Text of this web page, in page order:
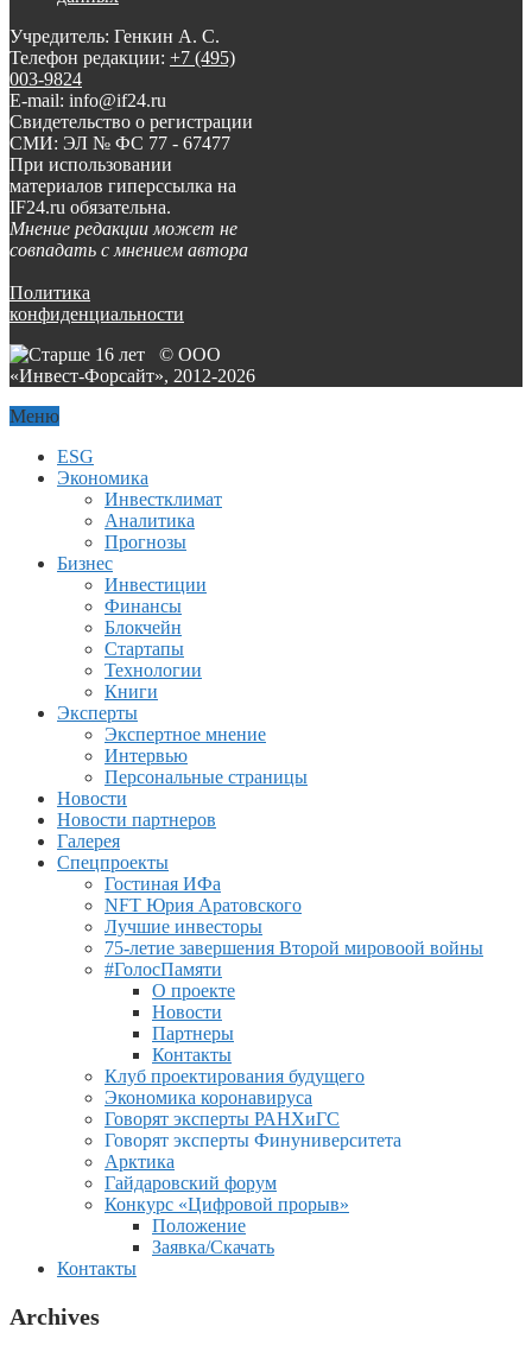
Учредитель: Генкин А. С.
Телефон редакции: +7 (495)
003-9824
E-mail: info@if24.ru
Свидетельство о регистрации
СМИ: ЭЛ № ФС 77 - 67477
При использовании
материалов гиперссылка на
IF24.ru обязательна.
Мнение редакции может не
совпадать с мнением автора
Политика
конфиденциальности
© ООО
«Инвест-Форсайт», 2012-2026
Меню
ESG
Экономика
Инвестклимат
Аналитика
Прогнозы
Бизнес
Инвестиции
Финансы
Блокчейн
Стартапы
Технологии
Книги
Эксперты
Экспертное мнение
Интервью
Персональные страницы
Новости
Новости партнеров
Галерея
Спецпроекты
Гостиная ИФа
NFT Юрия Аратовского
Лучшие инвесторы
75-летие завершения Второй мировоой войны
#ГолосПамяти
О проекте
Новости
Партнеры
Контакты
Клуб проектирования будущего
Экономика коронавируса
Говорят эксперты РАНХиГС
Говорят эксперты Финуниверситета
Арктика
Гайдаровский форум
Конкурс «Цифровой прорыв»
Положение
Заявка/Скачать
Контакты
Archives